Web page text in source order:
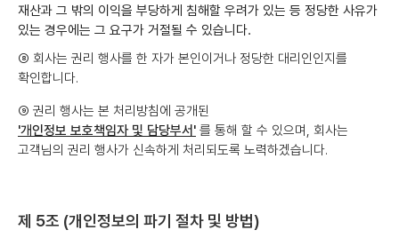
재산과 그 밖의 이익을 부당하게 침해할 우려가 있는 등 정당한 사유가
있는 경우에는 그 요구가 거절될 수 있습니다.
⑧ 회사는 권리 행사를 한 자가 본인이거나 정당한 대리인인지를
확인합니다.
⑨ 권리 행사는 본 처리방침에 공개된
'개인정보 보호책임자 및 담당부서' 를 통해 할 수 있으며, 회사는
고객님의 권리 행사가 신속하게 처리되도록 노력하겠습니다.
제 5조 (개인정보의 파기 절차 및 방법)